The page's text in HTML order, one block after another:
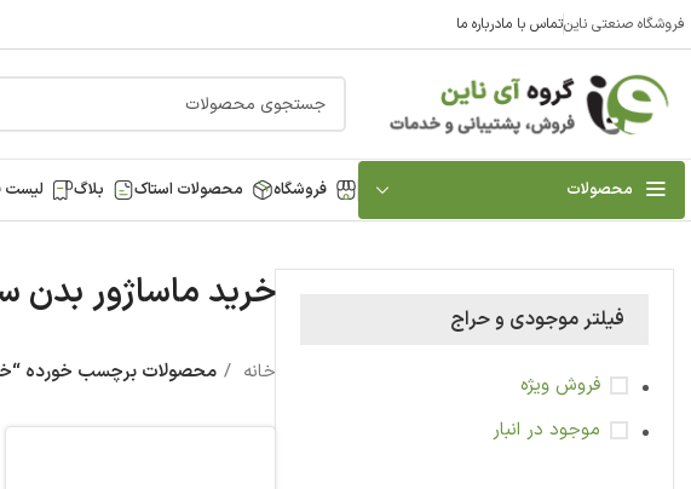
فروشگاه صنعتی ناینتماس با مادرباره ما
محصولات فروشگاه محصولات استاک بلاگ لیست
فیلتر موجودی و حراج
فروش ویژه
موجود در انبار
خرید ماساژور بدن
خانه محصولات برچسب خورده